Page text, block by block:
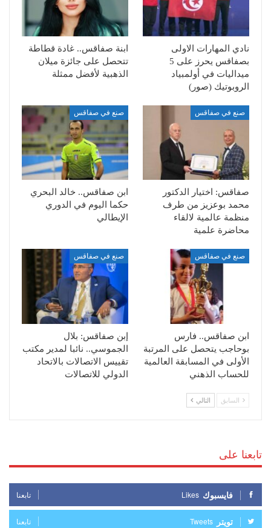
نادي المهارات الاولى
بصفاقس يحرز على 5
ميداليات في أولمبياد
الروبوتيك (صور)
ابنة صفاقس.. غادة قطاطة
تتحصل على جائزة ميلان
الذهبية لأفضل ممثلة
صنع في صفاقس
صفاقس: اختيار الدكتور
محمد بوعزيز من طرف
منظمة عالمية لالقاء
محاضرة علمية
صنع في صفاقس
ابن صفاقس.. خالد البحري
حكما اليوم في الدوري
الإيطالي
صنع في صفاقس
ابن صفاقس.. فارس
بوحاجب يتحصل على المرتبة
الأولى في المسابقة العالمية
للحساب الذهني
صنع في صفاقس
إبن صفاقس: بلال
الجموسي.. نائبا لمدير مكتب
تقييس الاتصالات بالاتحاد
الدولي للاتصالات
السابق التالي
تابعنا على
فايسبوك Likes تابعنا
تويتر Tweets تابعنا